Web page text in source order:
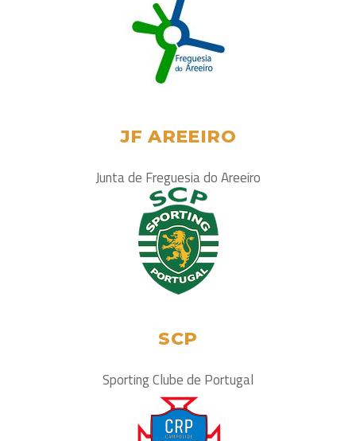
JF AREEIRO
Junta de Freguesia do Areeiro
SCP
Sporting Clube de Portugal